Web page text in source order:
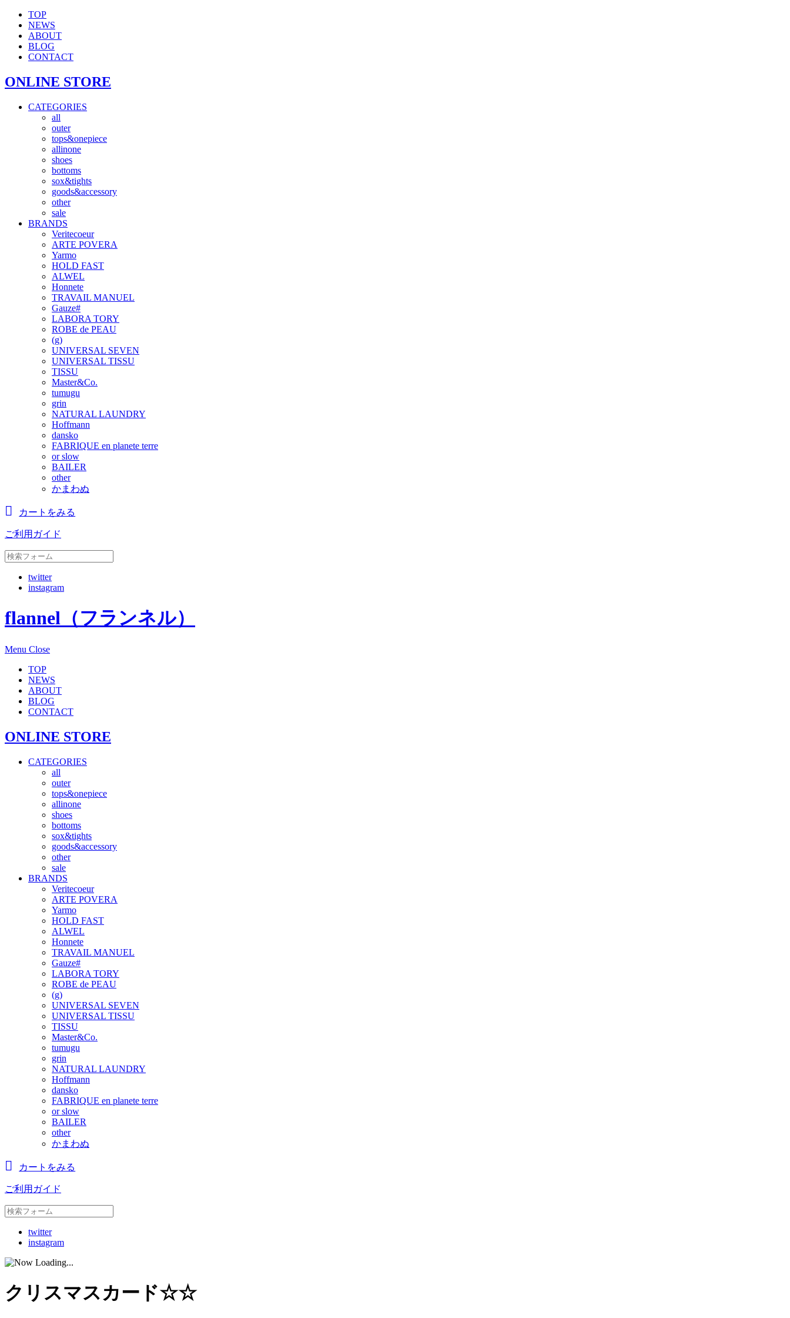
TOP
NEWS
ABOUT
BLOG
CONTACT
ONLINE STORE
CATEGORIES
all
outer
tops&onepiece
allinone
shoes
bottoms
sox&tights
goods&accessory
other
sale
BRANDS
Veritecoeur
ARTE POVERA
Yarmo
HOLD FAST
ALWEL
Honnete
TRAVAIL MANUEL
Gauze#
LABORA TORY
ROBE de PEAU
(g)
UNIVERSAL SEVEN
UNIVERSAL TISSU
TISSU
Master&Co.
tumugu
grin
NATURAL LAUNDRY
Hoffmann
dansko
FABRIQUE en planete terre
or slow
BAILER
other
かまわぬ
カートをみる
ご利用ガイド
twitter
instagram
flannel（フランネル）
Menu Close
TOP
NEWS
ABOUT
BLOG
CONTACT
ONLINE STORE
CATEGORIES
all
outer
tops&onepiece
allinone
shoes
bottoms
sox&tights
goods&accessory
other
sale
BRANDS
Veritecoeur
ARTE POVERA
Yarmo
HOLD FAST
ALWEL
Honnete
TRAVAIL MANUEL
Gauze#
LABORA TORY
ROBE de PEAU
(g)
UNIVERSAL SEVEN
UNIVERSAL TISSU
TISSU
Master&Co.
tumugu
grin
NATURAL LAUNDRY
Hoffmann
dansko
FABRIQUE en planete terre
or slow
BAILER
other
かまわぬ
カートをみる
ご利用ガイド
twitter
instagram
クリスマスカード☆☆